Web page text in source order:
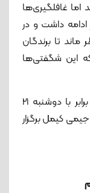
غافلگیری‌ها
ادامه داشت و در
ماند تا برندگان
این شگفتی‌ها
مراسم جایزه‌ی اسکار ۲۰۲۴، روز ۱۰ مارس برابر با دوشنبه 21
جیمی کیمل برگزار